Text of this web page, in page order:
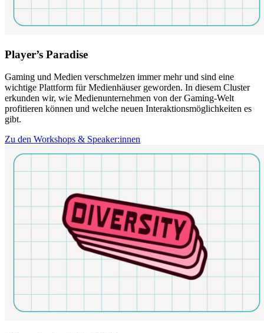
Player’s Paradise
Gaming und Medien verschmelzen immer mehr und sind eine
wichtige Plattform für Medienhäuser geworden. In diesem Cluster
erkunden wir, wie Medienunternehmen von der Gaming-Welt
profitieren können und welche neuen Interaktionsmöglichkeiten es
gibt.
Zu den Workshops & Speaker:innen